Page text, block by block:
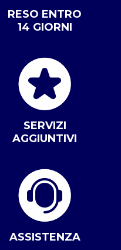
RESO ENTRO
14 GIORNI
SERVIZI
AGGIUNTIVI
ASSISTENZA